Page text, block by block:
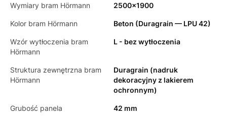
Wymiary bram Hörmann 2500x1900
Kolor bram Hörmann Beton (Duragrain — LPU 42)
Wzór wytłoczenia bram
Hörmann
L - bez wytłoczenia
Struktura zewnętrzna bram
Hörmann
Duragrain (nadruk
dekoracyjny z lakierem
ochronnym)
Grubość panela 42 mm